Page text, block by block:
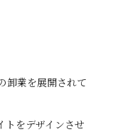
卸業を展開されて
トをデザインさせ